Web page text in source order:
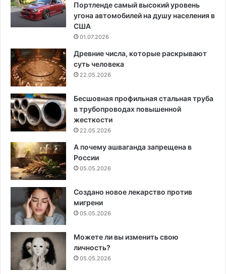
Портленде самый высокий уровень
угона автомобилей на душу населения в
США
01.07.2026
Древние числа, которые раскрывают
суть человека
22.05.2026
Бесшовная профильная стальная труба
в трубопроводах повышенной
жесткости
22.05.2026
А почему ашваганда запрещена в
России
05.05.2026
Создано новое лекарство против
мигрени
05.05.2026
Можете ли вы изменить свою
личность?
05.05.2026